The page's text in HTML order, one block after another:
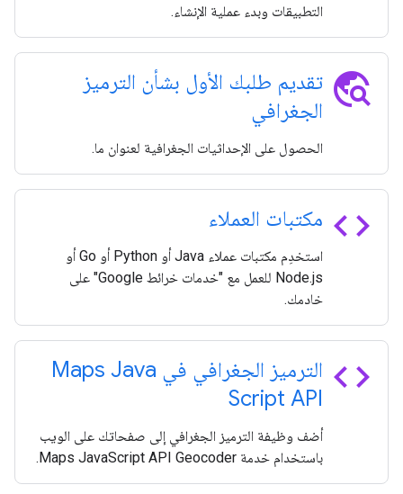
التطبيقات وبدء عملية الإنشاء.
travel_explore تقديم طلبك الأول بشأن الترميز
الجغرافي
الحصول على الإحداثيات الجغرافية لعنوان ما.
code مكتبات العملاء
استخدِم مكتبات عملاء Java أو Python أو Go أو
Node.js للعمل مع "خدمات خرائط Google" على
خادمك.
code الترميز الجغرافي في Maps Java
Script API
أضف وظيفة الترميز الجغرافي إلى صفحاتك على الويب
باستخدام خدمة Maps JavaScript API Geocoder.